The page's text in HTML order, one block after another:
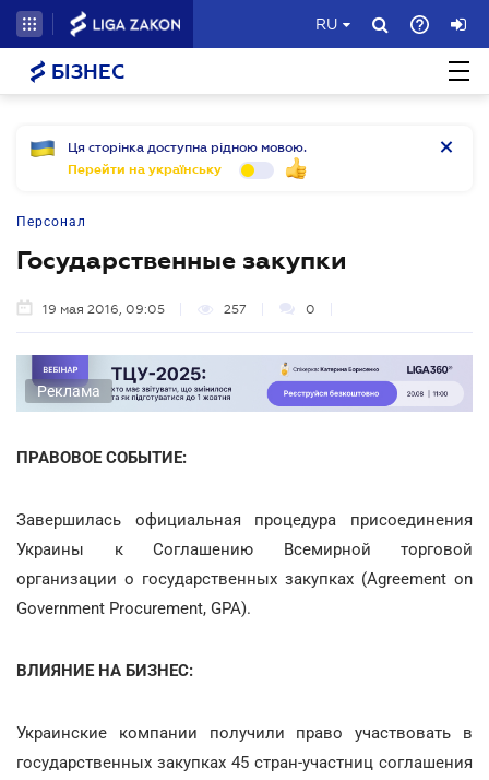
RU
БІЗНЕС
Ця сторінка доступна рідною мовою.
Перейти на українську
Персонал
Государственные закупки
19 мая 2016, 09:05 257 0
Реклама
ПРАВОВОЕ СОБЫТИЕ:
Завершилась официальная процедура присоединения
Украины к Соглашению Всемирной торговой
организации о государственных закупках (Agreement on
Government Procurement, GPA).
ВЛИЯНИЕ НА БИЗНЕС:
Украинские компании получили право участвовать в
государственных закупках 45 стран-участниц соглашения